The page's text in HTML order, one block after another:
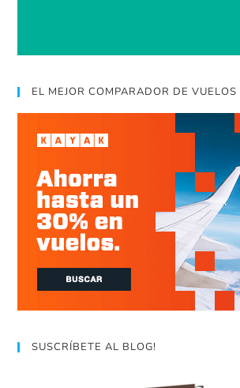
EL MEJOR COMPARADOR DE VUELOS
SUSCRÍBETE AL BLOG!